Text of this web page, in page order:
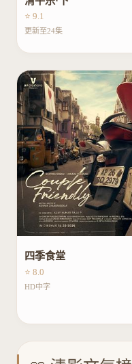
⭐ 9.1
更新至24集
四季食堂
⭐ 8.0
HD中字